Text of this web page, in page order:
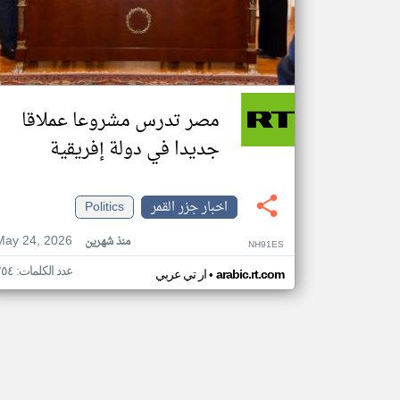
مصر تدرس مشروعا عملاقا
جديدا في دولة إفريقية
اخبار جزر القمر
Politics
24, 2026
منذ شهرين NH91ES
ار تي عربي• arabic.rt.com عدد الكلمات: ٢٥٤